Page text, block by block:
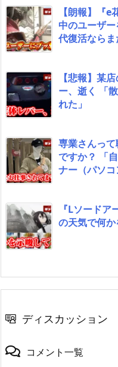
【朗報】『
中のユーザ
代復活ならま
【悲報】某
ー、逝く 「
れた」
専業さんっ
ですか？ 「
ナー（パソコ
『Lソード
の天気で何
ディスカッション
コメント一覧